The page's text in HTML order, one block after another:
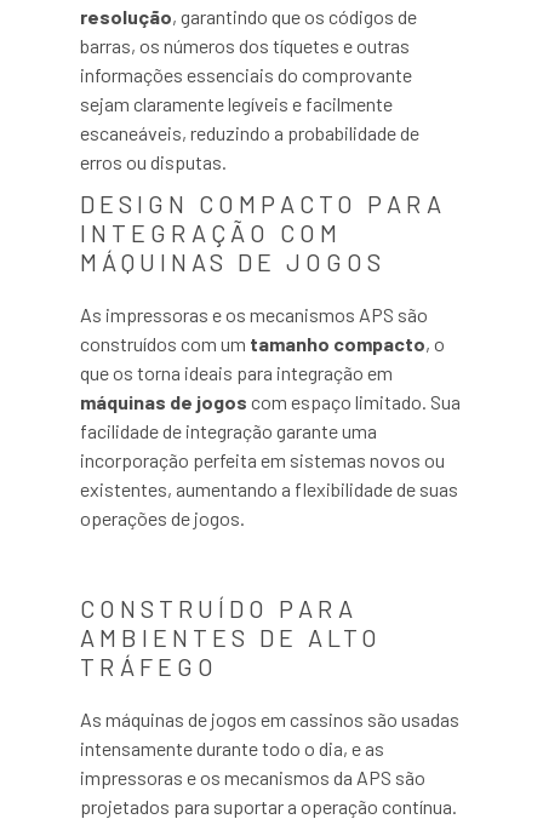
resolução, garantindo que os códigos de
barras, os números dos tíquetes e outras
informações essenciais do comprovante
sejam claramente legíveis e facilmente
escaneáveis, reduzindo a probabilidade de
erros ou disputas.
DESIGN COMPACTO PARA
INTEGRAÇÃO COM
MÁQUINAS DE JOGOS
As impressoras e os mecanismos APS são
construídos com um tamanho compacto, o
que os torna ideais para integração em
máquinas de jogos com espaço limitado. Sua
facilidade de integração garante uma
incorporação perfeita em sistemas novos ou
existentes, aumentando a flexibilidade de suas
operações de jogos.
CONSTRUÍDO PARA
AMBIENTES DE ALTO
TRÁFEGO
As máquinas de jogos em cassinos são usadas
intensamente durante todo o dia, e as
impressoras e os mecanismos da APS são
projetados para suportar a operação contínua.